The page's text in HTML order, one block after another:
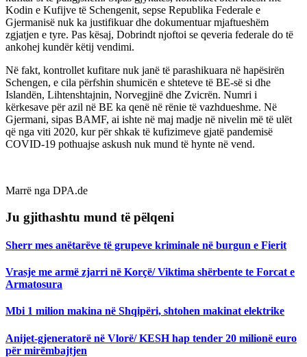
Kodin e Kufijve të Schengenit, sepse Republika Federale e
Gjermanisë nuk ka justifikuar dhe dokumentuar mjaftueshëm
zgjatjen e tyre. Pas kësaj, Dobrindt njoftoi se qeveria federale do të
ankohej kundër këtij vendimi.
Në fakt, kontrollet kufitare nuk janë të parashikuara në hapësirën
Schengen, e cila përfshin shumicën e shteteve të BE-së si dhe
Islandën, Lihtenshtajnin, Norvegjinë dhe Zvicrën. Numri i
kërkesave për azil në BE ka qenë në rënie të vazhdueshme. Në
Gjermani, sipas BAMF, ai ishte në maj madje në nivelin më të ulët
që nga viti 2020, kur për shkak të kufizimeve gjatë pandemisë
COVID-19 pothuajse askush nuk mund të hynte në vend.
Marrë nga DPA.de
Ju gjithashtu mund të pëlqeni
Sherr mes anëtarëve të grupeve kriminale në burgun e Fierit
Vrasje me armë zjarri në Korçë/ Viktima shërbente te Forcat e
Armatosura
Mbi 1 milion makina në Shqipëri, shtohen makinat elektrike
Anijet-gjeneratorë në Vlorë/ KESH hap tender 20 milionë euro
për mirëmbajtjen